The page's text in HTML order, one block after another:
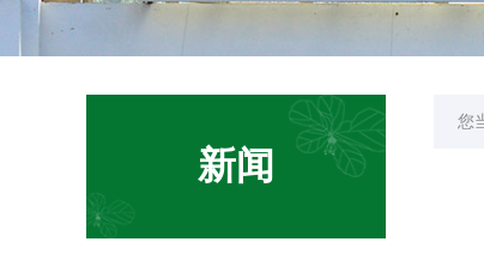
新闻
您